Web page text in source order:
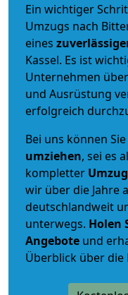
Ein wichtiger
Umzugs nach
eines
Kassel. Es ist
Unternehmen
und Ausrüstung
erfolgreich
Bei uns können Sie
umziehen, sei es
kompletter Umzug
wir über die Jahre
deutschlandweit
unterwegs. Holen
Angebote und
Überblick über